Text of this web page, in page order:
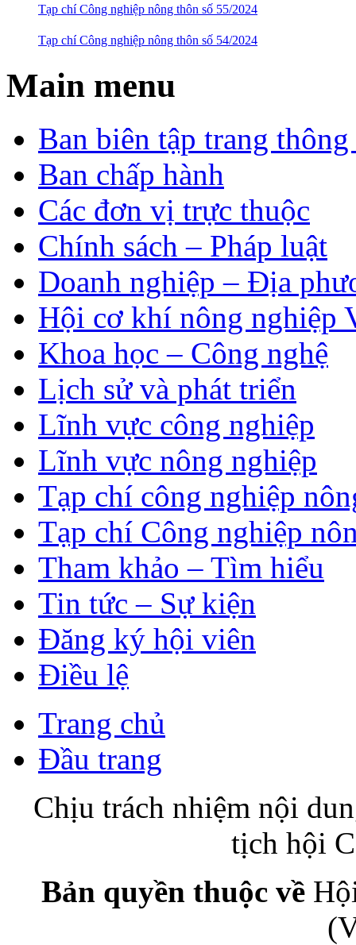
Tạp chí Công nghiệp nông thôn số 55/2024
Tạp chí Công nghiệp nông thôn số 54/2024
Main menu
Ban biên tập trang
Ban chấp hành
Các đơn vị trực thuộc
Chính sách – Pháp luật
Doanh nghiệp – Địa
Hội cơ khí nông nghiệp
Khoa học – Công nghệ
Lịch sử và phát triển
Lĩnh vực công nghiệp
Lĩnh vực nông nghiệp
Tạp chí công nghiệp
Tạp chí Công nghiệp
Tham khảo – Tìm hiểu
Tin tức – Sự kiện
Đăng ký hội viên
Điều lệ
Trang chủ
Đầu trang
Chịu trách nhiệm nội
tịch hội
Bản quyền thuộc về